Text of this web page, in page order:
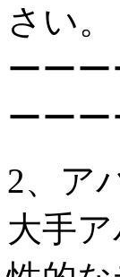
さい。
ーー
ーー
2、ア
大手